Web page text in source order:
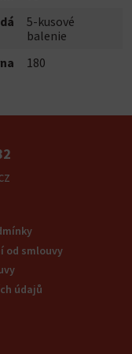
5-kusové
balenie
180
od smlouvy
údajů